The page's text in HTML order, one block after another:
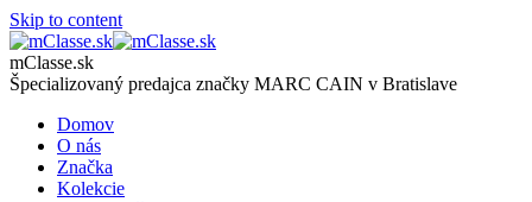
Skip to content
mClasse.sk
Špecializovaný predajca značky MARC CAIN v Bratislave
Domov
O nás
Značka
Kolekcie